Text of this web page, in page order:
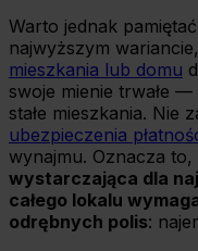
Warto jednak
najwyższym
mieszkania lub domu
swoje mienie trwałe
stałe mieszkania. Nie
ubezpieczenia
wynajmu. Oznacza to,
wystarczająca dla
całego lokalu
odrębnych polis: